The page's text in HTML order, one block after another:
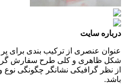
درباره سایت
عنوان عنصری از ترکیب بندی برای
شکل ظاهری و کلی طرح سفارش
از نظر گرافیکی نشانگر چگونگی نوع
باشد.